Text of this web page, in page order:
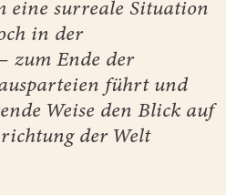
eine surreale Situation
in der
zum Ende der
führt und
Weise den Blick auf
der Welt